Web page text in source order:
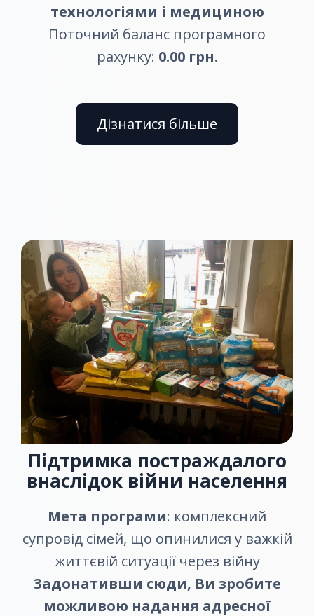
технологіями і медициною
Поточний баланс програмного
рахунку: 0.00 грн.
Дізнатися більше
Підтримка постраждалого
внаслідок війни населення
Мета програми: комплексний
супровід сімей, що опинилися у важкій
життєвій ситуації через війну
Задонативши сюди, Ви зробите
можливою надання адресної